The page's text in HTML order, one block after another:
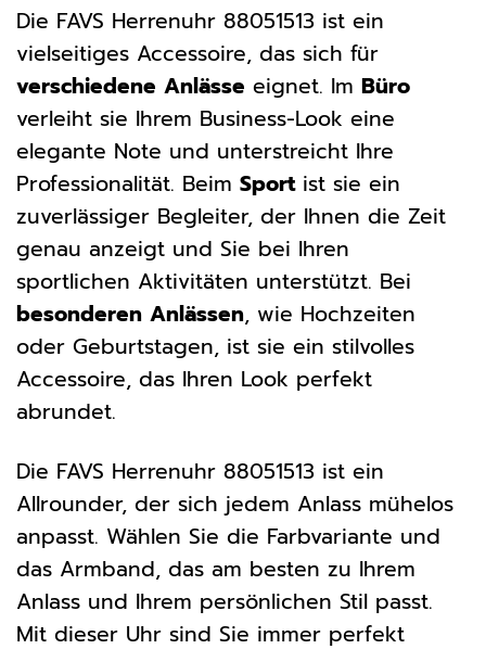
Die FAVS Herrenuhr 88051513 ist ein
vielseitiges Accessoire, das sich für
verschiedene Anlässe eignet. Im Büro
verleiht sie Ihrem Business-Look eine
elegante Note und unterstreicht Ihre
Professionalität. Beim Sportist sie ein
zuverlässiger Begleiter, der Ihnen die Zeit
genau anzeigt und Sie bei Ihren
sportlichen Aktivitäten unterstützt. Bei
besonderen Anlässen, wie Hochzeiten
oder Geburtstagen, ist sie ein stilvolles
Accessoire, das Ihren Look perfekt
abrundet.
Die FAVS Herrenuhr 88051513 ist ein
Allrounder, der sich jedem Anlass mühelos
anpasst. Wählen Sie die Farbvariante und
das Armband, das am besten zu Ihrem
Anlass und Ihrem persönlichen Stil passt.
Mit dieser Uhr sind Sie immer perfekt